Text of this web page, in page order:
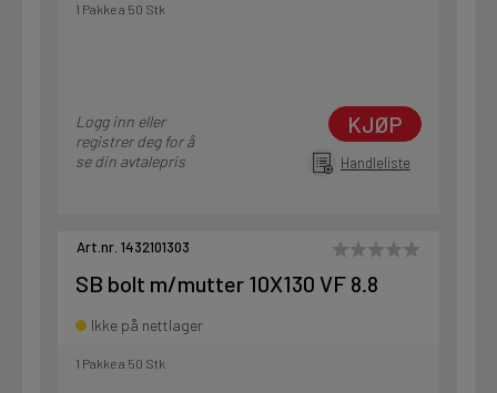
1 Pakke a 50 Stk
Logg inn eller
registrer deg for å
se din avtalepris
KJØP
Handleliste
Art.nr. 1432101303
SB bolt m/mutter 10X130 VF 8.8
Ikke på nettlager
1 Pakke a 50 Stk